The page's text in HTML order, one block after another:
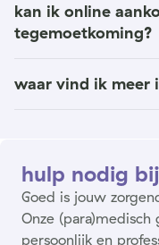
kan ik online
tegemoetkoming?
waar vind ik meer
hulp nodig
Goed is jouw
Onze
persoonlijk en